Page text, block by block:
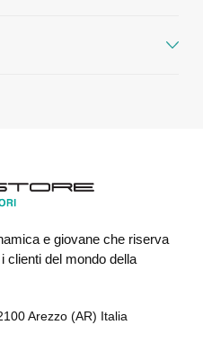
e giovane che riserva
clienti del mondo della
Arezzo (AR) Italia